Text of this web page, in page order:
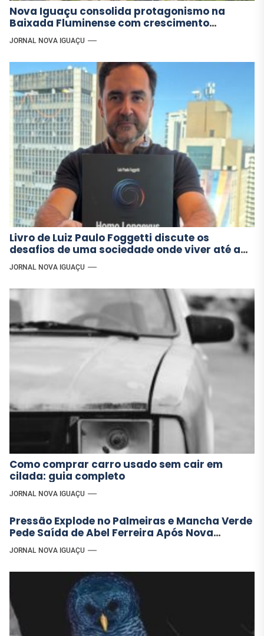
Nova Iguaçu consolida protagonismo na
Baixada Fluminense com crescimento
econômico, cultura e investimentos
JORNAL NOVA IGUAÇU
Livro de Luiz Paulo Foggetti discute os
desafios de uma sociedade onde viver até aos
120 anos poderá ser realidade
JORNAL NOVA IGUAÇU
Como comprar carro usado sem cair em
cilada: guia completo
JORNAL NOVA IGUAÇU
Pressão Explode no Palmeiras e Mancha Verde
Pede Saída de Abel Ferreira Após Nova
Derrota
JORNAL NOVA IGUAÇU